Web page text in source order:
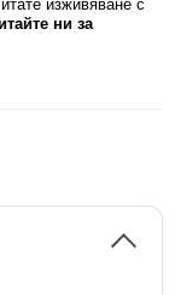
изживяване с
ни за